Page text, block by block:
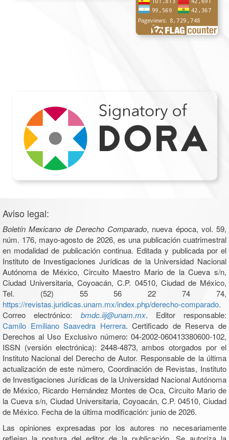
Aviso legal:
Boletín Mexicano de Derecho Comparado, nueva época, vol. 59,
núm. 176, mayo-agosto de 2026, es una publicación cuatrimestral
en modalidad de publicación continua. Editada y publicada por el
Instituto de Investigaciones Jurídicas de la Universidad Nacional
Autónoma de México, Circuito Maestro Mario de la Cueva s/n,
Ciudad Universitaria, Coyoacán, C.P. 04510, Ciudad de México,
Tel. (52) 55 56 22 74 74,
https://revistas.juridicas.unam.mx/index.php/derecho-comparado.
Correo electrónico: bmdc.iij@unam.mx. Editor responsable:
Camilo Emiliano Saavedra Herrera. Certificado de Reserva de
Derechos al Uso Exclusivo número: 04-2002-060413380600-102,
ISSN (versión electrónica): 2448-4873, ambos otorgados por el
Instituto Nacional del Derecho de Autor. Responsable de la última
actualización de este número, Coordinación de Revistas, Instituto
de Investigaciones Jurídicas de la Universidad Nacional Autónoma
de México, Ricardo Hernández Montes de Oca, Circuito Mario de
la Cueva s/n, Ciudad Universitaria, Coyoacán, C.P. 04510, Ciudad
de México. Fecha de la última modificación: junio de 2026.
Las opiniones expresadas por los autores no necesariamente